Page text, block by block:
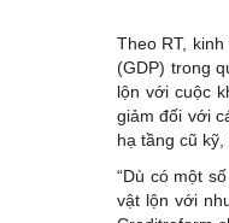
Theo RT,
(GDP) trong
lộn với cuộc
giảm đối với
hạ tầng cũ
“Dù có một
vật lộn với